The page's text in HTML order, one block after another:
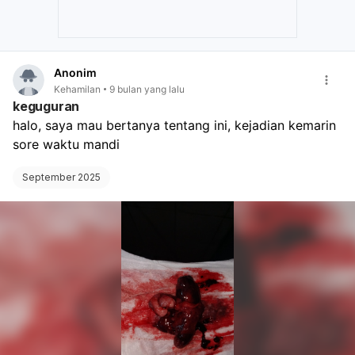
Anonim
Kehamilan 9 bulan yang lalu
keguguran
halo, saya mau bertanya tentang ini, kejadian kemarin
sore waktu mandi
September 2025